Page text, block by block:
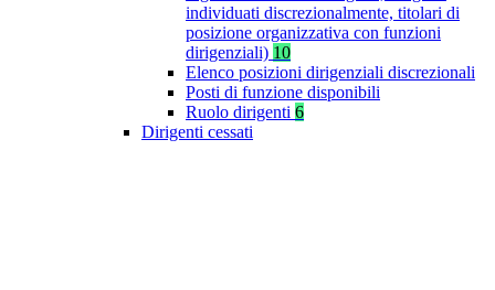
individuati discrezionalmente, titolari di
posizione organizzativa con funzioni
dirigenziali) 10
Elenco posizioni dirigenziali discrezionali
Posti di funzione disponibili
Ruolo dirigenti 6
Dirigenti cessati